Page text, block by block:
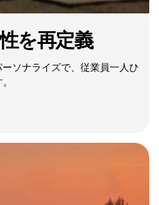
を再定義
ソナライズで、従業員一人ひ